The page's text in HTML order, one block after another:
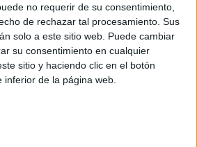
no requerir de su consentimiento,
de rechazar tal procesamiento. Sus
solo a este sitio web. Puede cambiar
su consentimiento en cualquier
sitio y haciendo clic en el botón
de la página web.
de modelos R nineT, se le